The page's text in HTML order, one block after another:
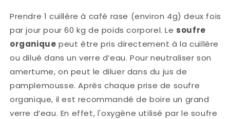
Prendre 1 cuillère à café rase (environ 4g) deux fois
par jour pour 60 kg de poids corporel. Le soufre
organique peut être pris directement à la cuillère
ou dilué dans un verre d’eau. Pour neutraliser son
amertume, on peut le diluer dans du jus de
pamplemousse. Après chaque prise de soufre
organique, il est recommandé de boire un grand
verre d’eau. En effet, l'oxygène utilisé par le soufre